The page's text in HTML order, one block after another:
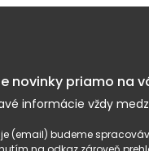
novinky priamo na
informácie vždy
(email) budeme